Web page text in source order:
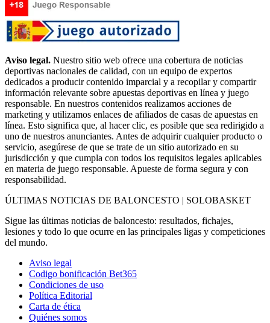
Aviso legal. Nuestro sitio web ofrece una cobertura de noticias
deportivas nacionales de calidad, con un equipo de expertos
dedicados a producir contenido imparcial y a recopilar y compartir
información relevante sobre apuestas deportivas en línea y juego
responsable. En nuestros contenidos realizamos acciones de
marketing y utilizamos enlaces de afiliados de casas de apuestas en
línea. Esto significa que, al hacer clic, es posible que sea redirigido a
uno de nuestros anunciantes. Antes de adquirir cualquier producto o
servicio, asegúrese de que se trate de un sitio autorizado en su
jurisdicción y que cumpla con todos los requisitos legales aplicables
en materia de juego responsable. Apueste de forma segura y con
responsabilidad.
ÚLTIMAS NOTICIAS DE BALONCESTO | SOLOBASKET
Sigue las últimas noticias de baloncesto: resultados, fichajes,
lesiones y todo lo que ocurre en las principales ligas y competiciones
del mundo.
Aviso legal
Codigo bonificación Bet365
Condiciones de uso
Política Editorial
Carta de ética
Quiénes somos